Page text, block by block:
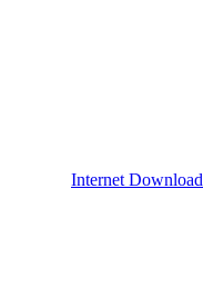
Internet Download